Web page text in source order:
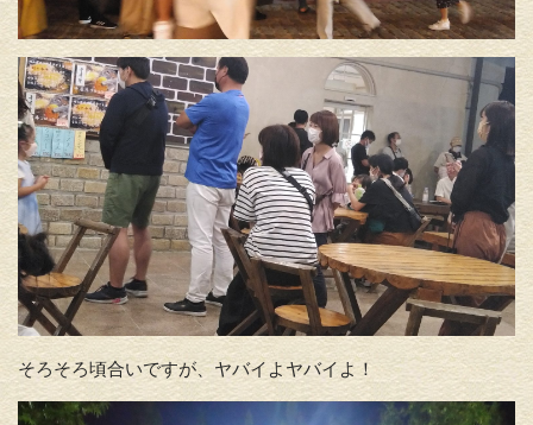
そろそろ頃合いですが、ヤバイよヤバイよ！